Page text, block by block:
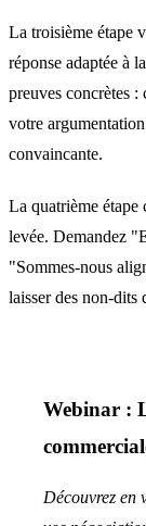
La troisième étape
réponse adaptée à
preuves concrètes :
votre
convaincante.
La quatrième étape
levée. Demandez
"Sommes-nous
laisser des non-dits
Webinar :
Découvrez en